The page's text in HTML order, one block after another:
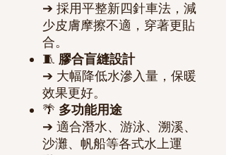
➔ 採用平整新四針車法，減
少皮膚摩擦不適，穿著更貼
合。
🧵 膠合盲縫設計
➔ 大幅降低水滲入量，保暖
效果更好。
🌴 多功能用途
➔ 適合潛水、游泳、溯溪、
沙灘、帆船等各式水上運